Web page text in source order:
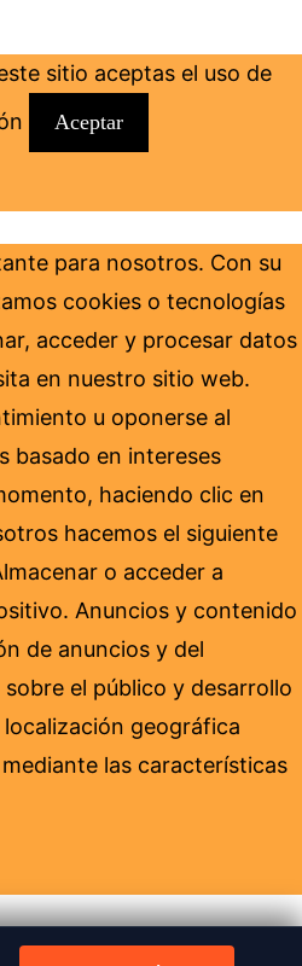
sitio aceptas el uso de
Aceptar
para nosotros. Con su
cookies o tecnologías
acceder y procesar datos
en nuestro sitio web.
u oponerse al
basado en intereses
haciendo clic en
hacemos el siguiente
o acceder a
Anuncios y contenido
de anuncios y del
el público y desarrollo
geográfica
las características